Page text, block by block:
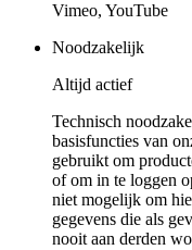
Vimeo, YouTube
Noodzakelijk
Altijd actief
Technisch
basisfuncties van
gebruikt om
of om in te loggen
niet mogelijk om
gegevens die als
nooit aan derden